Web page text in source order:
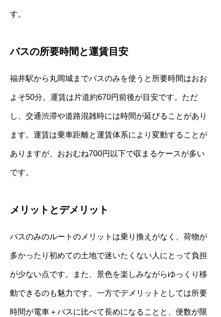
す。
バスの所要時間と運賃目安
福井駅から丸岡城までバスのみを使うと所要時間はおお
よそ50分。運賃は片道約670円前後が目安です。ただ
し、交通渋滞や道路混雑時には時間が延びることがあり
ます。運賃は乗車距離と運賃体系により変動することが
ありますが、おおむね700円以下で収まるケースが多い
です。
メリットとデメリット
バスのみのルートのメリットは乗り換えがなく、荷物が
多かったり初めての土地で迷いたくない人にとって負担
が少ない点です。また、景色を楽しみながらゆっくり移
動できるのも魅力です。一方でデメリットとしては所要
時間が電車＋バスに比べて長めになることと、便数が限